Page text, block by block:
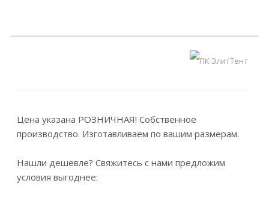
Цена указана РОЗНИЧНАЯ! Собственное
производство. Изготавливаем по вашим размерам.
Нашли дешевле? Свяжитесь с нами предложим
условия выгоднее: